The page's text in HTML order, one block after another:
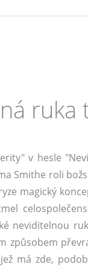
ruka
v hesle
Smithe roli
magický
neviditelnou
způsobem
má zde,